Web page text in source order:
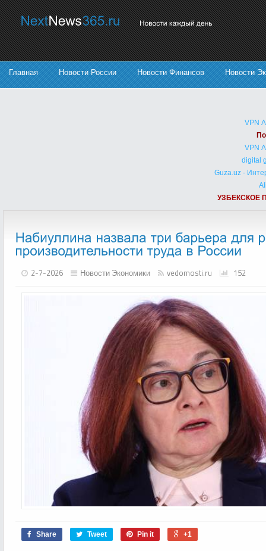
Главная Новости России Новости Финансов Новости
VPN
VPN
digital
Guza.uz -
УЗБЕКСКОЕ
2-7-2026 Новости Экономики vedomosti.ru 152
Share Tweet Pin it +1